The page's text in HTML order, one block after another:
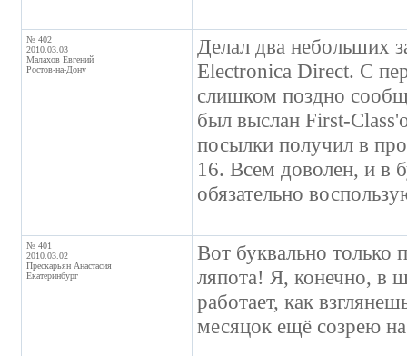
№ 402
2010.03.03
Малахов Евгений
Ростов-на-Дону
Делал два небольших
Electronica Direct. С
слишком поздно
был выслан First-
посылки получил в
16. Всем доволен, и в
обязательно
№ 401
2010.03.02
Прескарьян Анастасия
Екатеринбург
Вот буквально
ляпота! Я, конечно, в
работает, как
месяцок ещё созрею на